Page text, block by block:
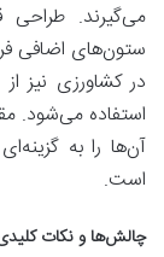
می‌گیرند.
ستون‌های اضافی
در کشاورزی نیز
استفاده می‌شود.
آن‌ها را به
است.
چالش‌ها و نکات